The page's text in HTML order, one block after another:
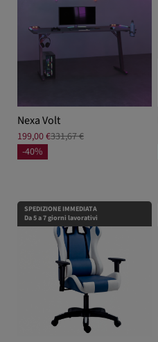
Nexa Volt
199,00 €331,67 €
-40%
SPEDIZIONE IMMEDIATA
Da 5 a 7 giorni lavorativi